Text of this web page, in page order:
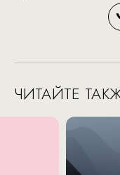
ЧИТАЙТЕ